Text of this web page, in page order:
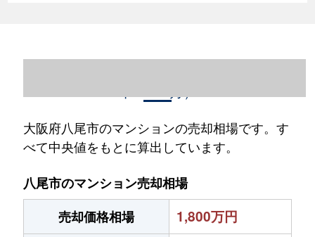
大阪府八尾市のマンションの売却相場です。す
べて中央値をもとに算出しています。
八尾市のマンション売却相場
売却価格相場
1,800万円